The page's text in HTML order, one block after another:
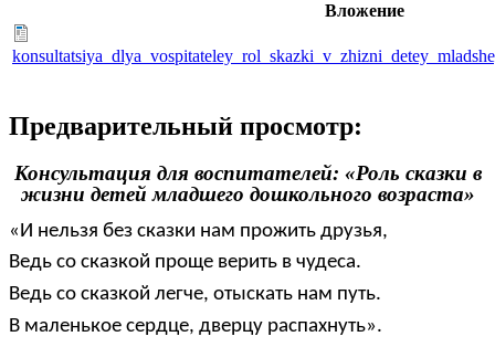
Вложение
Предварительный просмотр:
Консультация для воспитателей: «Роль сказки в
жизни детей младшего дошкольного возраста»
«И нельзя без сказки нам прожить друзья,
Ведь со сказкой проще верить в чудеса.
Ведь со сказкой легче, отыскать нам путь.
В маленькое сердце, дверцу распахнуть».